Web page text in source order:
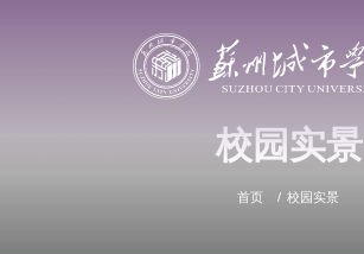
校园实景
首页 校园实景